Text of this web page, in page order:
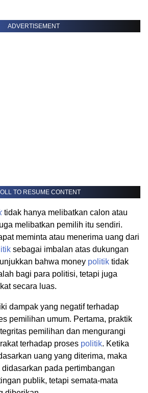
ADVERTISEMENT
TO RESUME CONTENT
tidak hanya melibatkan calon atau
melibatkan pemilih itu sendiri.
meminta atau menerima uang dari
sebagai imbalan atas dukungan
bahwa money politik tidak
bagi para politisi, tetapi juga
secara luas.
dampak yang negatif terhadap
pemilihan umum. Pertama, praktik
pemilihan dan mengurangi
terhadap proses politik. Ketika
uang yang diterima, maka
pada pertimbangan
publik, tetapi semata-mata